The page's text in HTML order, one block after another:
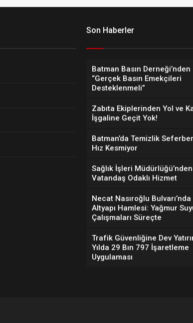
Son Haberler
Batman Basın Derneği’nden
“Gerçek Basın Emekçileri
Desteklenmeli”
Zabıta Ekiplerinden Yol ve
İşgaline Geçit Yok!
Batman’da Temizlik
Hız Kesmiyor
Sağlık İşleri Müdürlüğü’nden
Vatandaş Odaklı Hizmet
Necat Nasıroğlu Bulvarı’nda
Altyapı Hamlesi: Yağmur
Çalışmaları Süreçte
Trafik Güvenliğine Dev
Yılda 29 Bın 797 İşaretleme
Uygulaması